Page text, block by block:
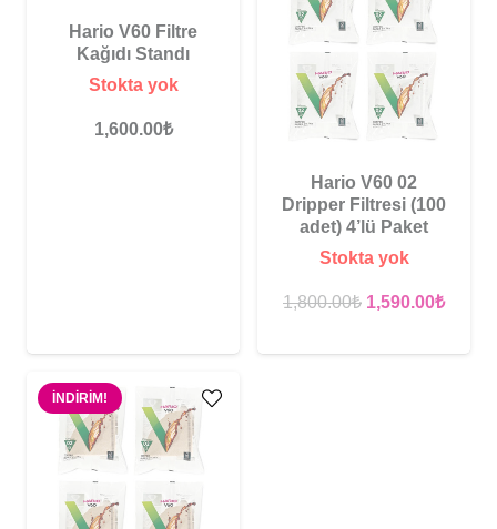
Hario V60 Filtre
Kağıdı Standı
Stokta yok
1,600.00₺
Hario V60 02
Dripper Filtresi (100
adet) 4’lü Paket
Stokta yok
1,800.00₺ Orijinal
1,590.00₺Şu
İNDIRIM!